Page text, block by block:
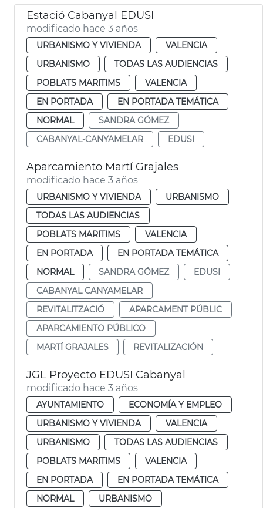
Estació Cabanyal EDUSI
modificado hace 3 años
URBANISMO Y VIVIENDA
VALENCIA
URBANISMO
TODAS LAS AUDIENCIAS
POBLATS MARITIMS
VALENCIA
EN PORTADA
EN PORTADA TEMÁTICA
NORMAL
SANDRA GÓMEZ
CABANYAL-CANYAMELAR
EDUSI
Aparcamiento Martí Grajales
modificado hace 3 años
URBANISMO Y VIVIENDA
URBANISMO
TODAS LAS AUDIENCIAS
POBLATS MARITIMS
VALENCIA
EN PORTADA
EN PORTADA TEMÁTICA
NORMAL
SANDRA GÓMEZ
EDUSI
CABANYAL CANYAMELAR
REVITALITZACIÓ
APARCAMENT PÚBLIC
APARCAMIENTO PÚBLICO
MARTÍ GRAJALES
REVITALIZACIÓN
JGL Proyecto EDUSI Cabanyal
modificado hace 3 años
AYUNTAMIENTO
ECONOMÍA Y EMPLEO
URBANISMO Y VIVIENDA
VALENCIA
URBANISMO
TODAS LAS AUDIENCIAS
POBLATS MARITIMS
VALENCIA
EN PORTADA
EN PORTADA TEMÁTICA
NORMAL
URBANISMO